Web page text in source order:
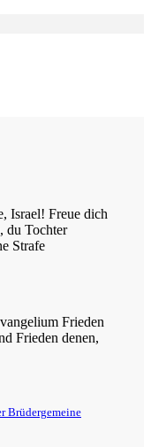
Israel! Freue dich
du Tochter
Strafe
Frieden
Frieden denen,
Brüdergemeine